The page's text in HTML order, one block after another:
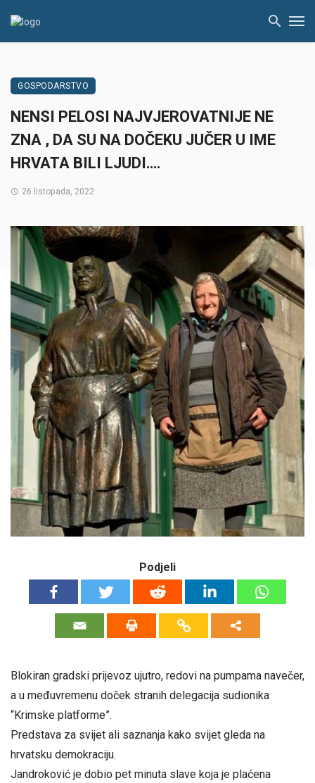
GOSPODARSTVO
NENSI PELOSI NAJVJEROVATNIJE NE
ZNA , DA SU NA DOČEKU JUČER U IME
HRVATA BILI LJUDI….
26 listopada, 2022
Podjeli
Blokiran gradski prijevoz ujutro, redovi na pumpama navečer,
a u međuvremenu doček stranih delegacija sudionika
“Krimske platforme”.
Predstava za svijet ali saznanja kako svijet gleda na
hrvatsku demokraciju.
Jandroković je dobio pet minuta slave koja je plaćena